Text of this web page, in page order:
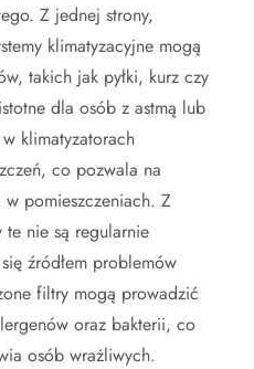
Z jednej strony,
klimatyzacyjne mogą
takich jak pyłki, kurz czy
dla osób z astmą lub
klimatyzatorach
co pozwala na
pomieszczeniach. Z
te nie są regularnie
źródłem problemów
filtry mogą prowadzić
oraz bakterii, co
osób wrażliwych.